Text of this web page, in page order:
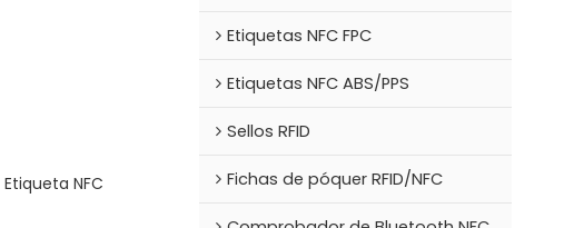
Etiqueta NFC
Etiquetas NFC FPC
Etiquetas NFC ABS/PPS
Sellos RFID
Fichas de póquer RFID/NFC